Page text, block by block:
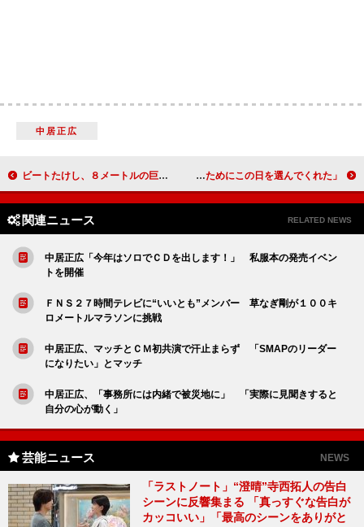
中居正広
ビートたけし、８メートルの巨大アート披露 「たけしはひどいやつだと思われているかも」 大島監督の妻・小山明子が会見 「私のためにこの日を選んでくれた」
関連ニュース RELATED NEWS
中居正広「今年はソロでＣＤを出します！」 私服本の発売イベン
トを開催
ＦＮＳ２７時間テレビに“いいとも”メンバー 草なぎ剛が１００キ
ロメートルマラソンに挑戦
中居正広、マッチとＣＭ初共演で汗止まらず 「SMAPのリーダー
になりたい」とマッチ
中居正広、「事務所には内緒で被災地に」 「実際に見聞きすると
自分の心が動く」
芸能ニュース NEWS
「ラストノート」“澄晴”寺西拓人の告白
シーンに反響集まる 「真っすぐな告白が
カッコいい」「最高のシーンをありがと